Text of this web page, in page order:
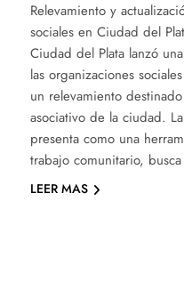
Relevamiento y
sociales en Ciudad del
Ciudad del Plata lanzó
las organizaciones
un relevamiento
asociativo de la ciudad.
presenta como una
trabajo comunitario,
LEER MAS